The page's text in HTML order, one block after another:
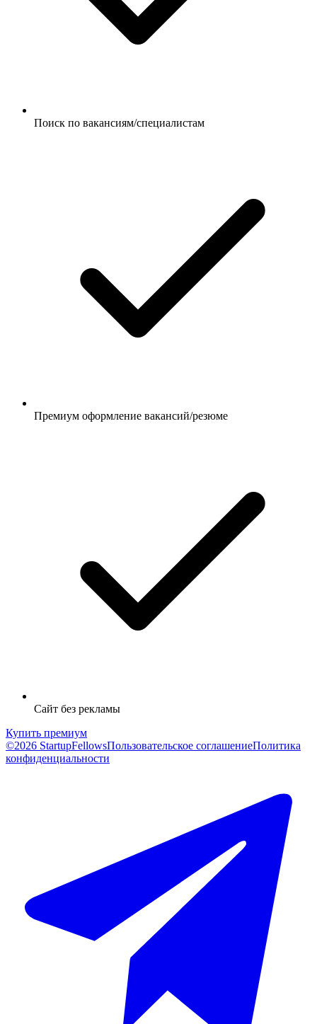
Поиск по вакансиям/специалистам
Премиум оформление вакансий/резюме
Сайт без рекламы
Купить премиум
©2026 StartupFellowsПользовательское соглашениеПолитика
конфиденциальности